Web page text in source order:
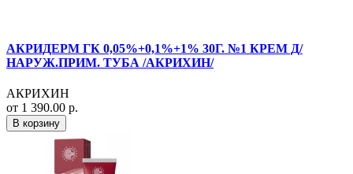
АКРИДЕРМ ГК 0,05%+0,1%+1% 30Г. №1 КРЕМ Д/
НАРУЖ.ПРИМ. ТУБА /АКРИХИН/
АКРИХИН
от 1 390.00 р.
В корзину